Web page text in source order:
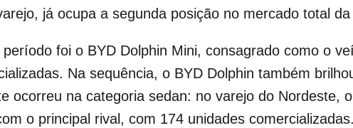
já ocupa a segunda posição no mercado total
foi o BYD Dolphin Mini, consagrado como o
Na sequência, o BYD Dolphin também
ocorreu na categoria sedan: no varejo do Nordeste,
o principal rival, com 174 unidades comercializadas.